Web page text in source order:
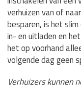
verhuizen van of
besparen, is het
in- en uitladen en
het op voorhand
volgende dag geen
Verhuizers kunnen